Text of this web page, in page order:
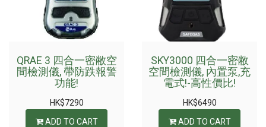
QRAE 3 四合一密敝空
間檢測儀, 帶防跌報警
功能!
HK$7290
ADD TO CART
SKY3000 四合一密敝
空間檢測儀, 內置泵,充
電式!-高性價比!
HK$6490
ADD TO CART